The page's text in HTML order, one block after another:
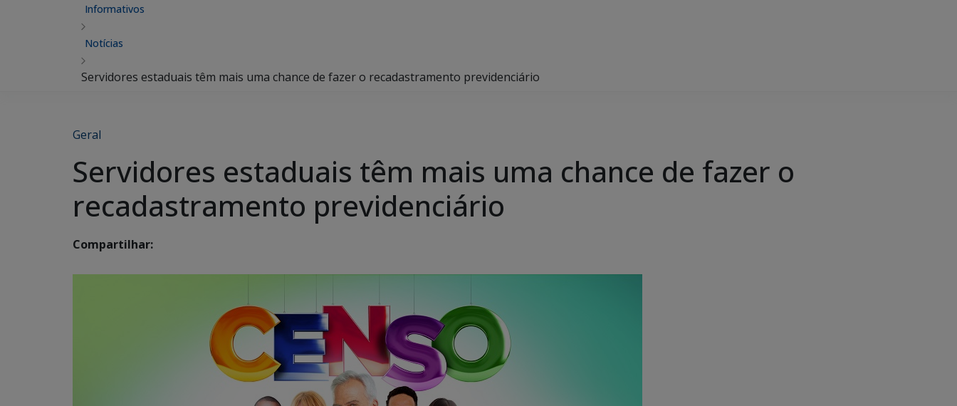
Informativos
Notícias
Servidores estaduais têm mais uma chance de fazer o recadastramento previdenciário
Geral
Servidores estaduais têm mais uma chance de fazer o
recadastramento previdenciário
Compartilhar: